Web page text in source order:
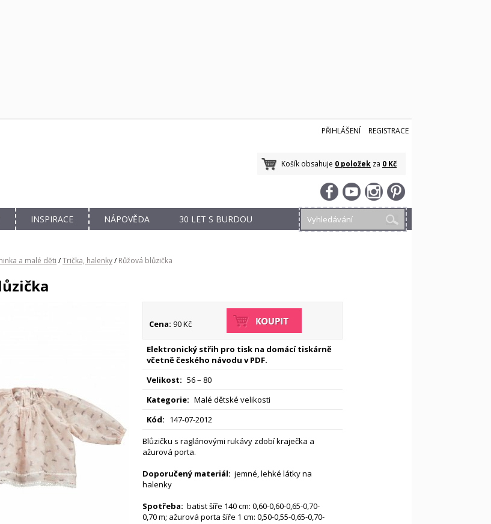
PŘIHLÁŠENÍ REGISTRACE
Košík obsahuje 0 položek za 0 Kč
INSPIRACE NÁPOVĚDA 30 LET S BURDOU
a malé děti /Trička, halenky/ Růžová blůzička
Cena: 90 Kč
Elektronický střih pro tisk na domácí tiskárně
včetně českého návodu v PDF.
Velikost: 56 – 80
Kategorie: Malé dětské velikosti
Kód: 147-07-2012
Blůzičku s raglánovými rukávy zdobí kraječka a
ažurová porta.
Doporučený materiál: jemné, lehké látky na
halenky
Spotřeba: batist šíře 140 cm: 0,60-0,60-0,65-0,70-
0,70 m; ažurová porta šíře 1 cm: 0,50-0,55-0,65-0,70-